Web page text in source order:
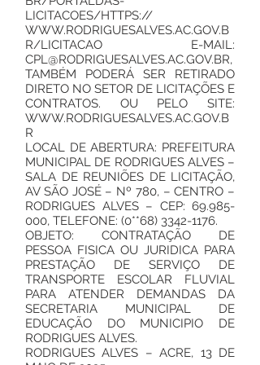
LICITACOES/HTTPS://
WWW.RODRIGUESALVES.AC.GOV.B
R/LICITACAO E-MAIL:
CPL@RODRIGUESALVES.AC.GOV.BR,
TAMBÉM PODERÁ SER RETIRADO
DIRETO NO SETOR DE LICITAÇÕES E
CONTRATOS. OU PELO SITE:
WWW.RODRIGUESALVES.AC.GOV.B
R
LOCAL DE ABERTURA: PREFEITURA
MUNICIPAL DE RODRIGUES ALVES –
SALA DE REUNIÕES DE LICITAÇÃO,
AV SÃO JOSÉ – Nº 780, – CENTRO –
RODRIGUES ALVES – CEP: 69.985-
000, TELEFONE: (0**68) 3342-1176.
OBJETO: CONTRATAÇÃO DE
PESSOA FISICA OU JURIDICA PARA
PRESTAÇÃO DE SERVIÇO DE
TRANSPORTE ESCOLAR FLUVIAL
PARA ATENDER DEMANDAS DA
SECRETARIA MUNICIPAL DE
EDUCAÇÃO DO MUNICIPIO DE
RODRIGUES ALVES.
RODRIGUES ALVES – ACRE, 13 DE